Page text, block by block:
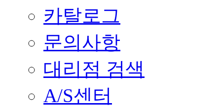
카탈로그
문의사항
대리점 검색
A/S센터